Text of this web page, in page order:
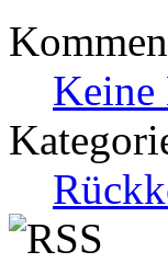
Keine